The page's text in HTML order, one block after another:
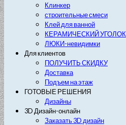
Клинкер
строительные смеси
Клей для ванной
КЕРАМИЧЕСКИЙ УГОЛОК
ЛЮКИ-невидимки
Для клиентов
ПОЛУЧИТЬ СКИДКУ
Доставка
Подъем на этаж
ГОТОВЫЕ РЕШЕНИЯ
Дизайны
3D Дизайн-онлайн
Заказать 3D дизайн